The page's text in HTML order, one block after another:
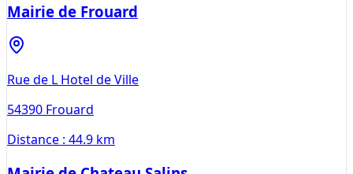
Mairie de Frouard
Rue de L Hotel de Ville
54390 Frouard
Distance : 44.9 km